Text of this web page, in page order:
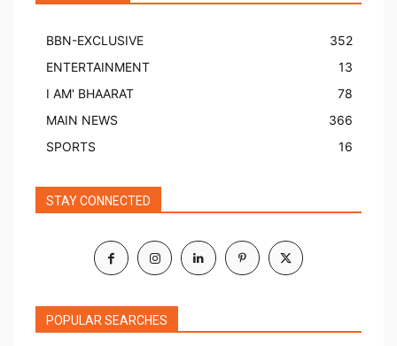
BBN-EXCLUSIVE
352
ENTERTAINMENT
13
I AM' BHAARAT
78
MAIN NEWS
366
SPORTS
16
STAY CONNECTED
POPULAR SEARCHES